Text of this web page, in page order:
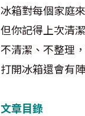
冰箱對每個家庭
但你記得上次清
不清潔、不整理
打開冰箱還會有
文章目錄